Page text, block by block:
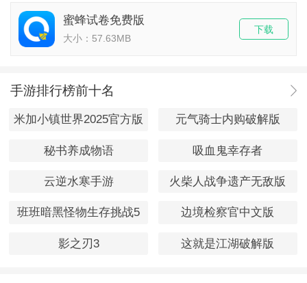
蜜蜂试卷免费版
大小：57.63MB
下载
手游排行榜前十名
米加小镇世界2025官方版 元气骑士内购破解版
秘书养成物语 吸血鬼幸存者
云逆水寒手游 火柴人战争遗产无敌版
班班暗黑怪物生存挑战5 边境检察官中文版
影之刃3 这就是江湖破解版